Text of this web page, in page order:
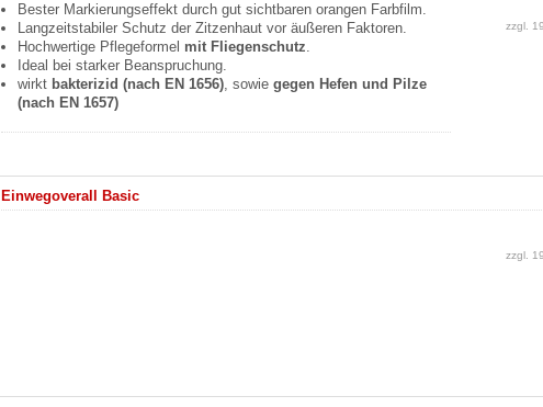
Bester Markierungseffekt durch gut sichtbaren orangen Farbfilm.
Langzeitstabiler Schutz der Zitzenhaut vor äußeren Faktoren.
Hochwertige Pflegeformel mit Fliegenschutz.
Ideal bei starker Beanspruchung.
wirkt bakterizid (nach EN 1656), sowiegegen Hefen und Pilze
(nach EN 1657)
zzgl.
Einwegoverall Basic
zzgl.